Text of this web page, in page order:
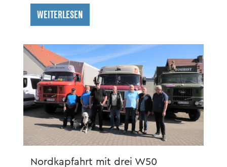
WEITERLESEN
Nordkapfahrt mit drei W50